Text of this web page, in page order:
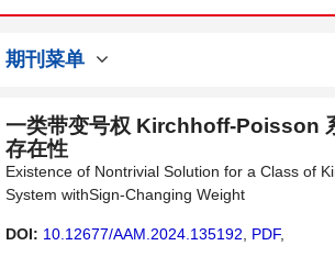
期刊菜单
一类带变号权 Kirchhoff-Poisson
存在性
Existence of Nontrivial Solution for a Class of
System withSign-Changing Weight
DOI: 10.12677/AAM.2024.135192 PDF,